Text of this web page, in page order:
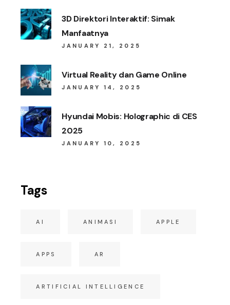
3D Direktori Interaktif: Simak
Manfaatnya
JANUARY 21, 2025
Virtual Reality dan Game Online
JANUARY 14, 2025
Hyundai Mobis: Holographic di CES
2025
JANUARY 10, 2025
Tags
AI ANIMASI APPLE
APPS AR
ARTIFICIAL INTELLIGENCE